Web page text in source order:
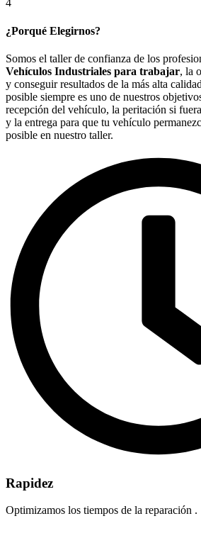
4
¿Porqué Elegirnos?
Somos el taller de confianza de los
Vehículos Industriales para trabajar, la
y conseguir resultados de la más alta
posible siempre es uno de nuestros
recepción del vehículo, la peritación si
y la entrega para que tu vehículo
posible en nuestro taller.
Rapidez
Optimizamos los tiempos de la reparación .